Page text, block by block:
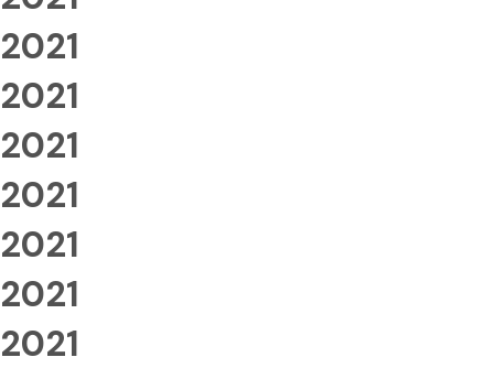
2021
2021
2021
2021
2021
2021
2021